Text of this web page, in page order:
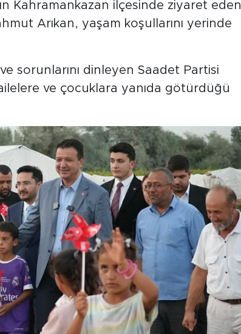
Kahramankazan ilçesinde ziyaret eden
Arıkan, yaşam koşullarını yerinde
sorunlarını dinleyen Saadet Partisi
ve çocuklara yanıda götürdüğü